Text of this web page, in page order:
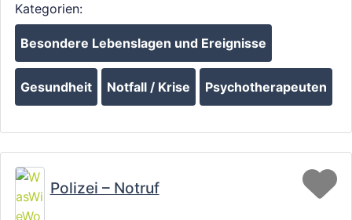
Kategorien:
Besondere Lebenslagen und Ereignisse
Gesundheit Notfall / Krise Psychotherapeuten
Polizei – Notruf